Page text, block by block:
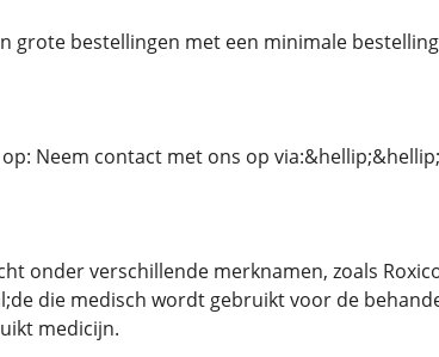
grote bestellingen met een minimale
Neem contact met ons op
onder verschillende merknamen, zoals
die medisch wordt gebruikt voor de
medicijn.